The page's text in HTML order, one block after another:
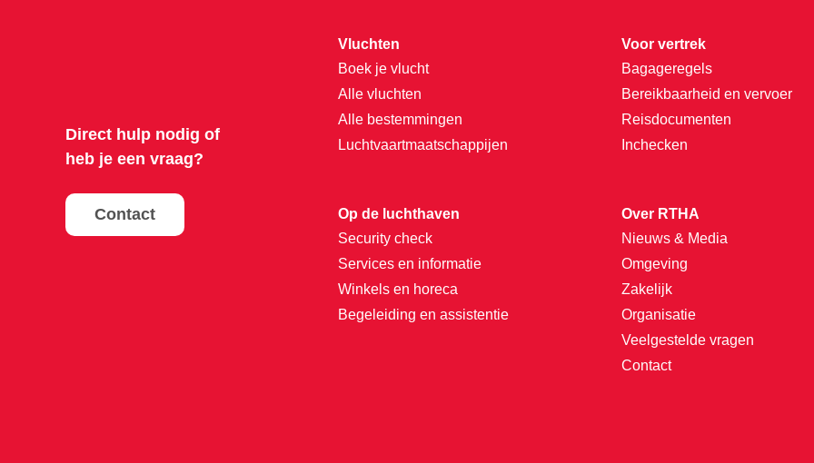
Direct hulp nodig of
heb je een vraag?
Contact
Vluchten
Boek je vlucht
Alle vluchten
Alle bestemmingen
Luchtvaartmaatschappijen
Voor vertrek
Bagageregels
Bereikbaarheid en vervoer
Reisdocumenten
Inchecken
Op de luchthaven
Security check
Services en informatie
Winkels en horeca
Begeleiding en assistentie
Over RTHA
Nieuws & Media
Omgeving
Zakelijk
Organisatie
Veelgestelde vragen
Contact